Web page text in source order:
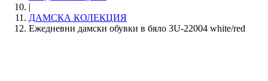
|
ДАМСКА КОЛЕКЦИЯ
Ежедневни дамски обувки в бяло 3U-22004 white/red